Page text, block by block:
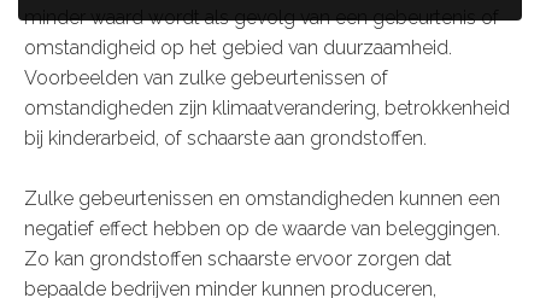
minder waard wordt als gevolg van een gebeurtenis of
omstandigheid op het gebied van duurzaamheid.
Voorbeelden van zulke gebeurtenissen of
omstandigheden zijn klimaatverandering, betrokkenheid
bij kinderarbeid, of schaarste aan grondstoffen.
Zulke gebeurtenissen en omstandigheden kunnen een
negatief effect hebben op de waarde van beleggingen.
Zo kan grondstoffen schaarste ervoor zorgen dat
bepaalde bedrijven minder kunnen produceren,